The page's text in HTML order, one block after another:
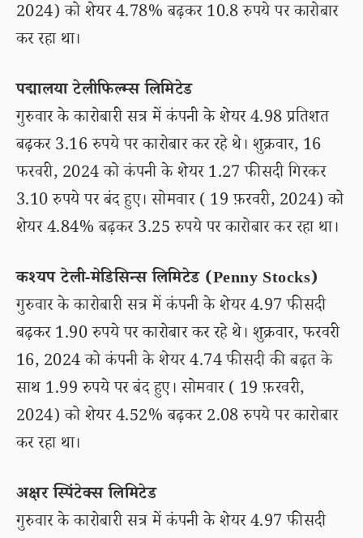
2024) को शेयर 4.78% बढ़कर 10.8 रुपये पर कारोबार
कर रहा था।
पद्मालया टेलीफिल्म्स लिमिटेड
गुरुवार के कारोबारी सत्र में कंपनी के शेयर 4.98 प्रतिशत
बढ़कर 3.16 रुपये पर कारोबार कर रहे थे। शुक्रवार, 16
फरवरी, 2024 को कंपनी के शेयर 1.27 फीसदी गिरकर
3.10 रुपये पर बंद हुए। सोमवार ( 19 फ़रवरी, 2024) को
शेयर 4.84% बढ़कर 3.25 रुपये पर कारोबार कर रहा था।
कश्यप टेली-मेडिसिन्स लिमिटेड (Penny Stocks)
गुरुवार के कारोबारी सत्र में कंपनी के शेयर 4.97 फीसदी
बढ़कर 1.90 रुपये पर कारोबार कर रहे थे। शुक्रवार, फरवरी
16, 2024 को कंपनी के शेयर 4.74 फीसदी की बढ़त के
साथ 1.99 रुपये पर बंद हुए। सोमवार ( 19 फ़रवरी,
2024) को शेयर 4.52% बढ़कर 2.08 रुपये पर कारोबार
कर रहा था।
अक्षर स्पिंटेक्स लिमिटेड
गुरुवार के कारोबारी सत्र में कंपनी के शेयर 4.97 फीसदी